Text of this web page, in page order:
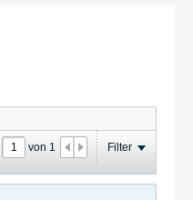
von 1 Filter